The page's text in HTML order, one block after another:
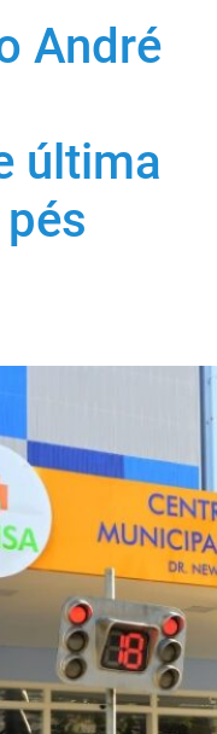
André
última